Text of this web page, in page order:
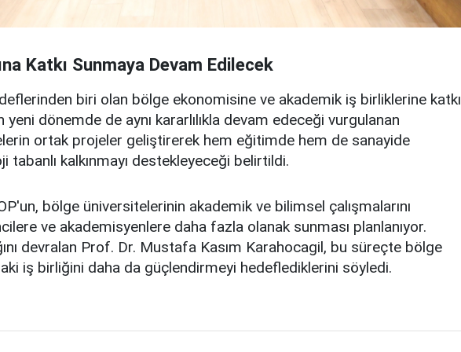
Katkı Sunmaya Devam Edilecek
biri olan bölge ekonomisine ve akademik iş birliklerine katkı
dönemde de aynı kararlılıkla devam edeceği vurgulanan
ortak projeler geliştirerek hem eğitimde hem de sanayide
tabanlı kalkınmayı destekleyeceği belirtildi.
bölge üniversitelerinin akademik ve bilimsel çalışmalarını
ve akademisyenlere daha fazla olanak sunması planlanıyor.
devralan Prof. Dr. Mustafa Kasım Karahocagil, bu süreçte bölge
iş birliğini daha da güçlendirmeyi hedeflediklerini söyledi.